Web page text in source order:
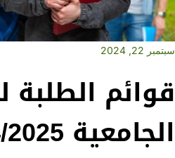
سبتمبر 22, 2024
قوائم الطلبة
الجامعية 2024/2025